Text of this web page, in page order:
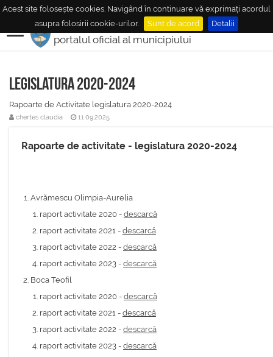
Acest site folosește cookies. Navigând în continuare vă exprimați acordul
asupra folosirii cookie-urilor.
Sunt de acord Detalii
MUNICIPIULMEDIAŞ
portalul oficial al municipiului
Legislatura 2020-2024
Rapoarte de Activitate legislatura 2020-2024
chertes claudia 11.09.2025
Rapoarte de activitate - legislatura 2020-2024
Avrămescu Olimpia-Aurelia
raport activitate 2020 - descarcă
raport activitate 2021 - descarcă
raport activitate 2022 - descarcă
raport activitate 2023 - descarcă
Boca Teofil
raport activitate 2020 - descarcă
raport activitate 2021 - descarcă
raport activitate 2022 - descarcă
raport activitate 2023 - descarcă